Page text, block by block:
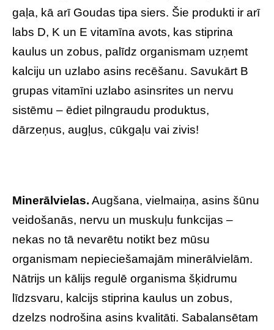
gaļa, kā arī Goudas tipa siers. Šie produkti ir arī
labs D, K un E vitamīna avots, kas stiprina
kaulus un zobus, palīdz organismam uzņemt
kalciju un uzlabo asins recēšanu. Savukārt B
grupas vitamīni uzlabo asinsrites un nervu
sistēmu – ēdiet pilngraudu produktus,
dārzeņus, augļus, cūkgaļu vai zivis!
Minerālvielas. Augšana, vielmaiņa, asins šūnu
veidošanās, nervu un muskuļu funkcijas –
nekas no tā nevarētu notikt bez mūsu
organismam nepieciešamajām minerālvielām.
Nātrijs un kālijs regulē organisma šķidrumu
līdzsvaru, kalcijs stiprina kaulus un zobus,
dzelzs nodrošina asins kvalitāti. Sabalansētam